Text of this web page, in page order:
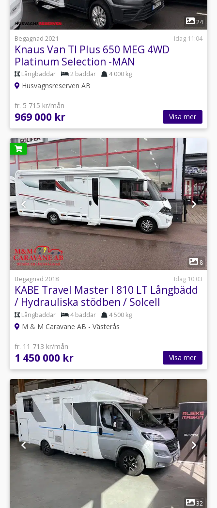
1
24
Begagnad 2021
Idag 11:04
Knaus Van TI Plus 650 MEG 4WD
Platinum Selection -MAN
Långbäddar 2 bäddar 4 000 kg
Husvagnsreserven AB
fr. 5 715 kr/mån
969 000 kr Visa mer
1
8
Begagnad 2018
Idag 10:03
KABE Travel Master I 810 LT Långbädd
/ Hydrauliska stödben / Solcell
Långbäddar 4 bäddar 4 500 kg
M & M Caravane AB - Västerås
fr. 11 713 kr/mån
1 450 000 kr Visa mer
32